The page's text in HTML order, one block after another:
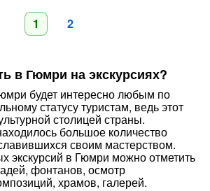
1 2
в Гюмри на экскурсиях?
будет интересно любым по
статусу туристам, ведь этот
столицей страны.
большое количество
своим мастерством.
экскурсий в Гюмри можно отметить
фонтанов, осмотр
храмов, галерей.